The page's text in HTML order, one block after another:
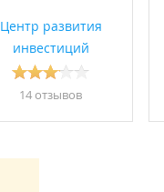
Центр развития
инвестиций
14 отзывов